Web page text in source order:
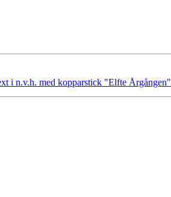
i n.v.h. med kopparstick "Elfte Årgången"